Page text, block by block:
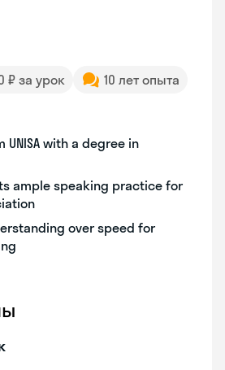
₽ за урок
10 лет опыта
UNISA with a degree in
ample speaking practice for
over speed for